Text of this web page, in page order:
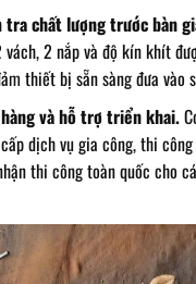
tra chất lượng trước bàn
vách, 2 nắp và độ kín khít
thiết bị sẵn sàng đưa vào
và hỗ trợ triển khai.
dịch vụ gia công, thi
thi công toàn quốc cho